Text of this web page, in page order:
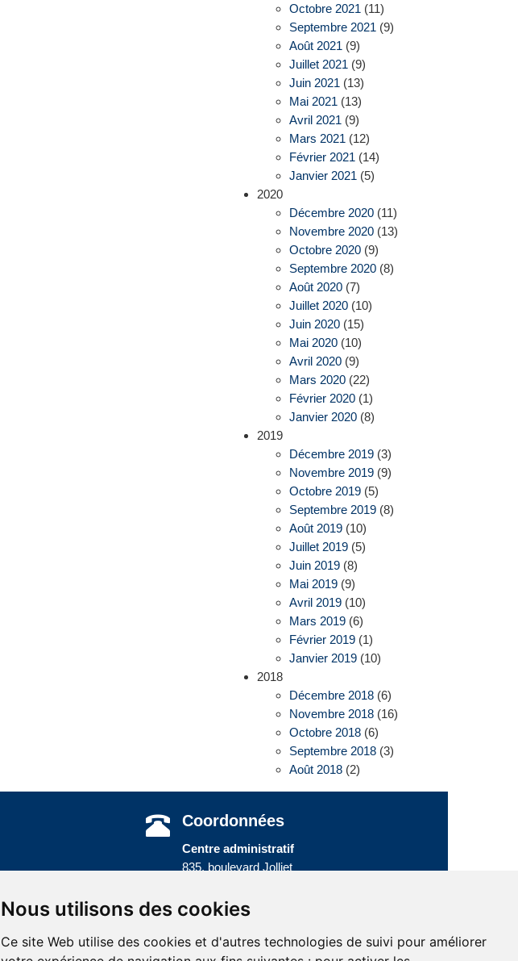
Nous utilisons des cookies
Ce site Web utilise des cookies et d'autres technologies de suivi pour améliorer
Octobre 2021 (11)
Septembre 2021 (9)
Août 2021 (9)
Juillet 2021 (9)
Juin 2021 (13)
Mai 2021 (13)
Avril 2021 (9)
Mars 2021 (12)
Février 2021 (14)
Janvier 2021 (5)
2020
Décembre 2020(11)
Novembre 2020(13)
Octobre 2020(9)
Septembre 2020(8)
Août 2020(7)
Juillet 2020(10)
Juin 2020(15)
Mai 2020(10)
Avril 2020(9)
Mars 2020(22)
Février 2020(1)
Janvier 2020(8)
2019
Décembre 2019(3)
Novembre 2019(9)
Octobre 2019(5)
Septembre 2019(8)
Août 2019(10)
Juillet 2019(5)
Juin 2019(8)
Mai 2019(9)
Avril 2019(10)
Mars 2019(6)
Février 2019(1)
Janvier 2019(10)
2018
Décembre 2018(6)
Novembre 2018(16)
Octobre 2018(6)
Septembre 2018(3)
Août 2018(2)
Coordonnées
Centre administratif
835, boulevard Jolliet
Téléphone :418 589-9845